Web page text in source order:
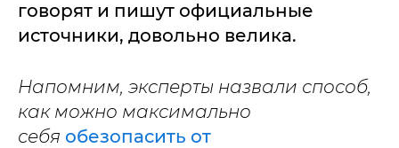
говорят и пишут официальные
источники, довольно велика.
Напомним, эксперты назвали способ,
как можно максимально
себя обезопасить от